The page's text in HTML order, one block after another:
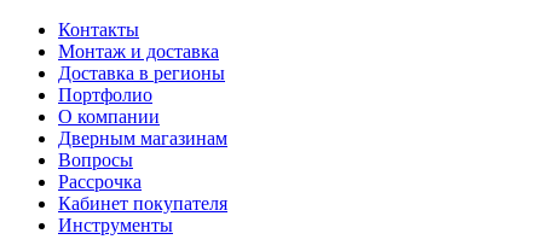
Контакты
Монтаж и доставка
Доставка в регионы
Портфолио
О компании
Дверным магазинам
Вопросы
Рассрочка
Кабинет покупателя
Инструменты